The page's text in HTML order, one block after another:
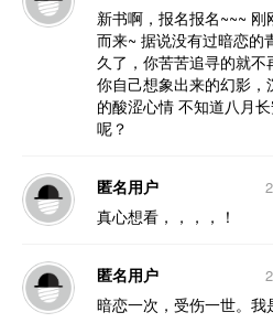
新书啊，报名报名~~~
而来~ 据说没有过暗恋的
久了，你苦苦追寻的就
你自己想象出来的幻影
的酸涩心情 不知道八月
呢？
匿名用户
真心想看，，，，！
匿名用户
暗恋一次，受伤一世。我